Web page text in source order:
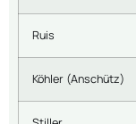
Ruis
Köhler (Anschütz)